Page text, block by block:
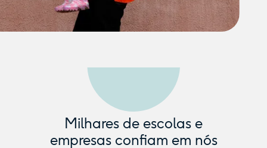
Milhares de escolas e
empresas confiam em nós